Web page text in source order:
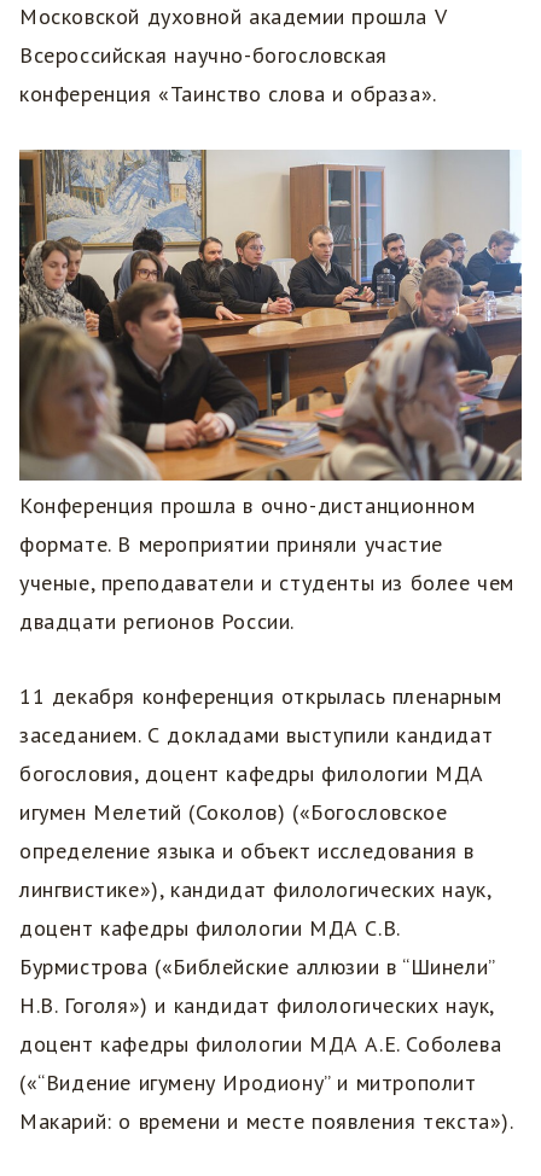
Московской духовной академии прошла V
Всероссийская научно-богословская
конференция «Таинство слова и образа».
Конференция прошла в очно-дистанционном
формате. В мероприятии приняли участие
ученые, преподаватели и студенты из более чем
двадцати регионов России.
11 декабря конференция открылась пленарным
заседанием. С докладами выступили кандидат
богословия, доцент кафедры филологии МДА
игумен Мелетий (Соколов) («Богословское
определение языка и объект исследования в
лингвистике»), кандидат филологических наук,
доцент кафедры филологии МДА С.В.
Бурмистрова («Библейские аллюзии в “Шинели”
Н.В. Гоголя») и кандидат филологических наук,
доцент кафедры филологии МДА А.Е. Соболева
(«“Видение игумену Иродиону” и митрополит
Макарий: о времени и месте появления текста»).